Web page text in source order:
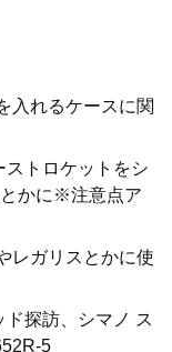
入れるケースに関
ストロケットをシ
かに※注意点ア
レガリスとかに使
ド探訪、シマノ ス
5